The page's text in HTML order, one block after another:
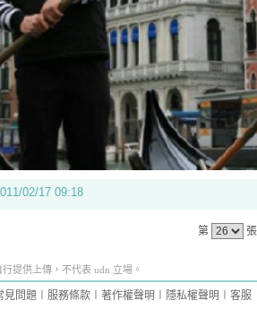
02/17 09:18
第
提供上傳，不代表 udn 立場。
見問題 服務條款 著作權聲明 隱私權聲明 客服